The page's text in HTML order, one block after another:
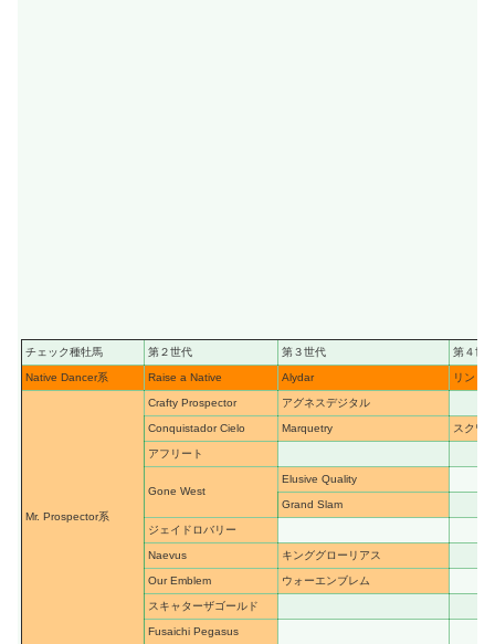
チェック種牡馬 第２世代 第３世代 第４世
Native Dancer系 Raise a Native Alydar リンド
Mr. Prospector系
Crafty Prospector アグネスデジタル
Conquistador Cielo Marquetry スクワ
アフリート
Gone West
Elusive Quality
Grand Slam
ジェイドロバリー
Naevus キンググローリアス
Our Emblem ウォーエンブレム
スキャターザゴールド
Fusaichi Pegasus